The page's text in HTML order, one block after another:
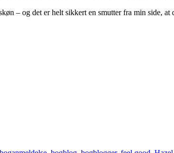
– og det er helt sikkert en smutter fra min side,